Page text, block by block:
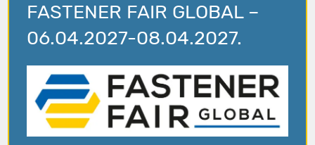
FASTENER FAIR GLOBAL –
06.04.2027-08.04.2027.